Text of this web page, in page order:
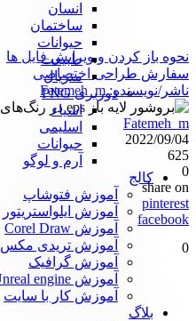
انسان
ساختمان
حیوانات
طبیعت
متریال
دوربری PNG
اشیاء
اسلیمی
حیوانات
آرم و لوگو
کالج
آموزش فتوشاپ
آموزش ایلواستریتور
آموزش Corel Draw
آموزش تریدی مکس
آموزش گرافیک
آموزش Unreal engine
آموزش کار با سایت
بلاگ
نحوه باز کردن و ویرایش فایل ها
سفارش طراحی اختصاصی
ناشر/نویسنده:Fatemeh_m
Fatemeh_m
2022/09/04
625
0
share on
pinterest
facebook
0